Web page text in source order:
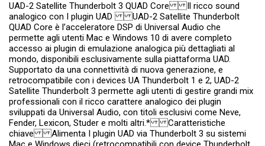
UAD-2 Satellite Thunderbolt 3 QUAD Core Il ricco sound
analogico con I plugin UAD UAD-2 Satellite Thunderbolt
QUAD Core è l’acceleratore DSP di Universal Audio che
permette agli utenti Mac e Windows 10 di avere completo
accesso ai plugin di emulazione analogica più dettagliati al
mondo, disponibili esclusivamente sulla piattaforma UAD.
Supportato da una connettività di nuova generazione, e
retrocompatibile con i devices UA Thunderbolt 1 e 2, UAD-2
Satellite Thunderbolt 3 permette agli utenti di gestire grandi mix
professionali con il ricco carattere analogico dei plugin
sviluppati da Universal Audio, con titoli esclusivi come Neve,
Fender, Lexicon, Studer e molti altri.* Caratteristiche
chiave Alimenta I plugin UAD via Thunderbolt 3 su sistemi